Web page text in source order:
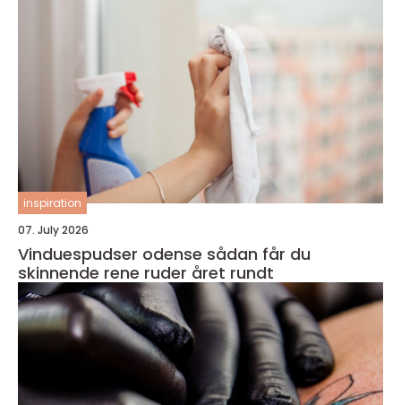
inspiration
07. July 2026
Vinduespudser odense sådan får du
skinnende rene ruder året rundt